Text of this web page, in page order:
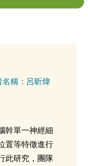
稱： 呂昕煒
幹單一神經細
置等特徵進行
此研究，團隊